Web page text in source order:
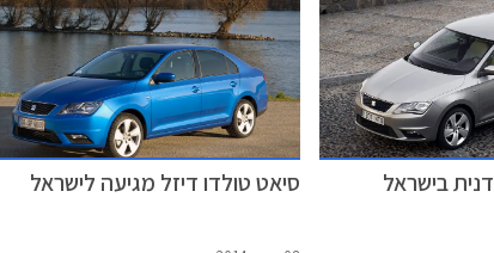
בישראל סיאט טולדו דיזל מגיעה לישראל